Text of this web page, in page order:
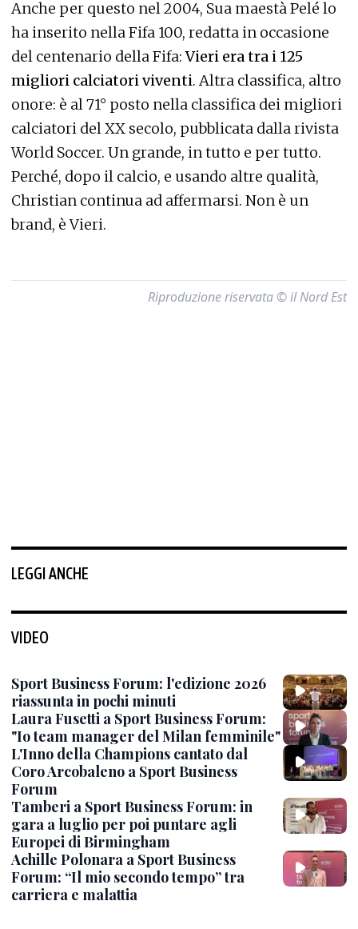
Anche per questo nel 2004, Sua maestà Pelé lo
ha inserito nella Fifa 100, redatta in occasione
del centenario della Fifa:Vieri era tra i 125
migliori calciatori viventi. Altra classifica, altro
onore: è al 71° posto nella classifica dei migliori
calciatori del XX secolo, pubblicata dalla rivista
World Soccer. Un grande, in tutto e per tutto.
Perché, dopo il calcio, e usando altre qualità,
Christian continua ad affermarsi. Non è un
brand, è Vieri.
Riproduzione riservata © il Nord Est
LEGGI ANCHE
VIDEO
Sport Business Forum: l'edizione 2026
riassunta in pochi minuti
Laura Fusetti a Sport Business Forum:
"Io team manager del Milan femminile"
L'Inno della Champions cantato dal
Coro Arcobaleno a Sport Business
Forum
Tamberi a Sport Business Forum: in
gara a luglio per poi puntare agli
Europei di Birmingham
Achille Polonara a Sport Business
Forum: “Il mio secondo tempo” tra
carriera e malattia